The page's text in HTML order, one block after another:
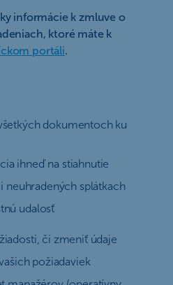
informácie k zmluve o
ktoré máte k
portáli.
dokumentoch ku
ihneď na stiahnutie
neuhradených splátkach
udalosť
či zmeniť údaje
požiadaviek